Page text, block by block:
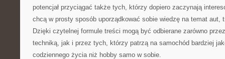
potencjał przyciągać także tych, którzy dopiero zaczynają
chcą w prosty sposób uporządkować sobie wiedzę na temat aut,
Dzięki czytelnej formule treści mogą być odbierane zarówno
techniką, jak i przez tych, którzy patrzą na samochód bardziej
codziennego życia niż hobby samo w sobie.